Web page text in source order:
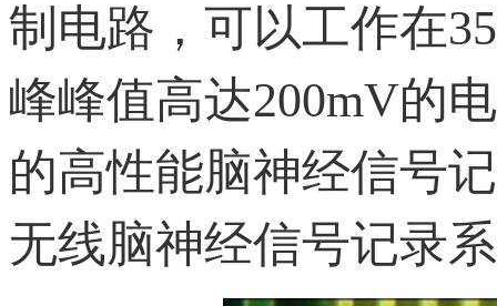
制电路，可以工作在
峰峰值高达200mV的
的高性能脑神经信号
无线脑神经信号记录